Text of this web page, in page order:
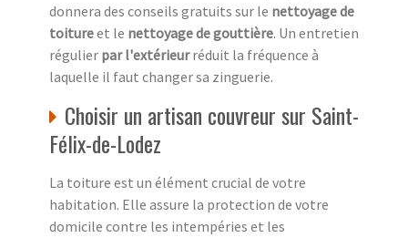
donnera des conseils gratuits sur le nettoyage de
toitureet le nettoyage de gouttière. Un entretien
régulier par l'extérieurréduit la fréquence à
laquelle il faut changer sa zinguerie.
Choisir un artisan couvreur sur Saint-
Félix-de-Lodez
La toiture est un élément crucial de votre
habitation. Elle assure la protection de votre
domicile contre les intempéries et les